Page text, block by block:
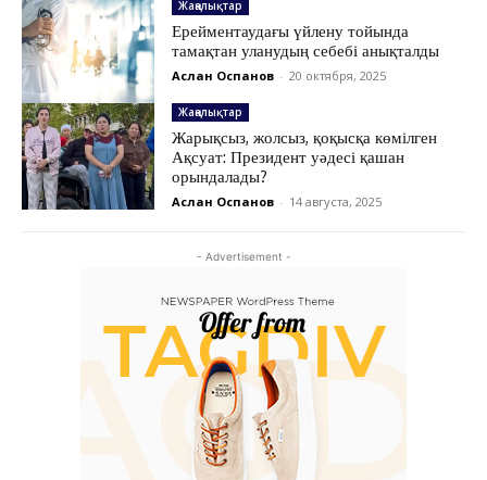
- Advertisement -
Жаңалықтар
Ерейментаудағы үйлену тойында
тамақтан уланудың себебі анықталды
Аслан Оспанов - 20 октября, 2025
Жаңалықтар
Жарықсыз, жолсыз, қоқысқа көмілген
Ақсуат: Президент уәдесі қашан
орындалады?
Аслан Оспанов - 14 августа, 2025